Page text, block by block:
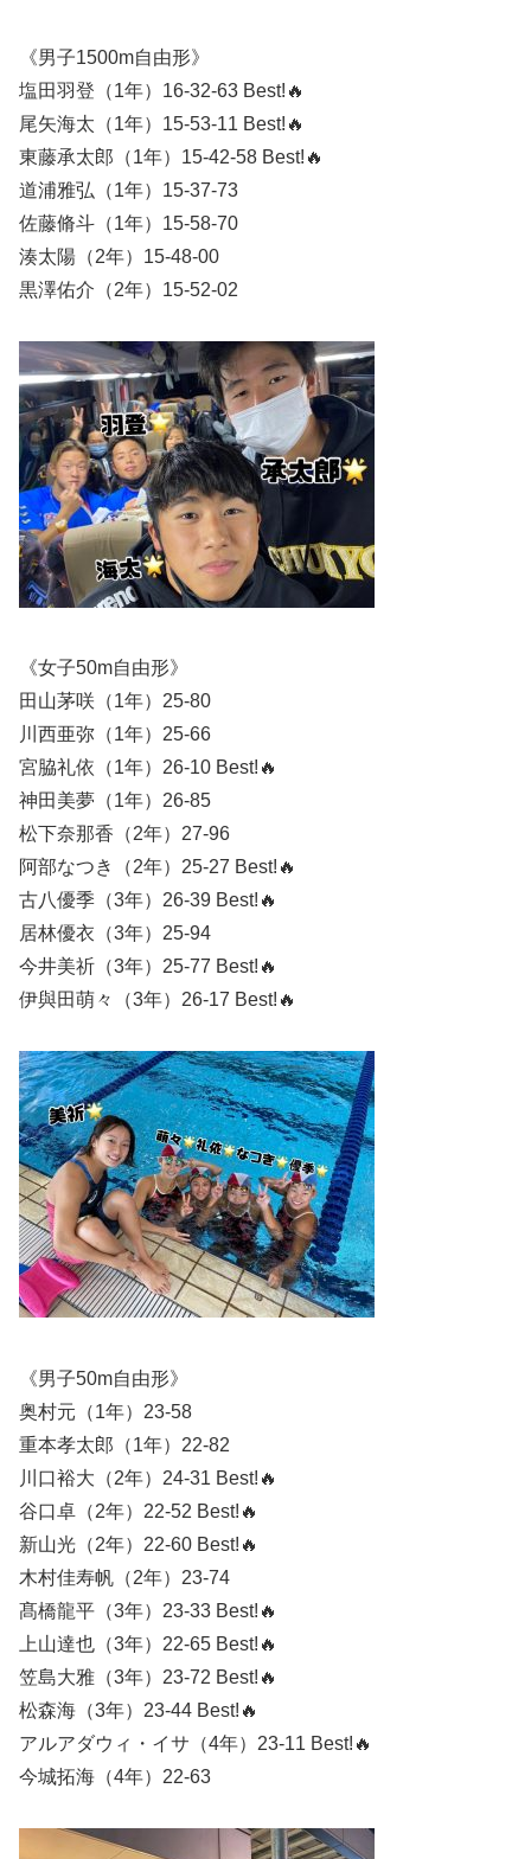
《男子1500m自由形》
塩田羽登（1年）16-32-63 Best!🔥
尾矢海太（1年）15-53-11 Best!🔥
東藤承太郎（1年）15-42-58 Best!🔥
道浦雅弘（1年）15-37-73
佐藤脩斗（1年）15-58-70
湊太陽（2年）15-48-00
黒澤佑介（2年）15-52-02
《女子50m自由形》
田山茅咲（1年）25-80
川西亜弥（1年）25-66
宮脇礼依（1年）26-10 Best!🔥
神田美夢（1年）26-85
松下奈那香（2年）27-96
阿部なつき（2年）25-27 Best!🔥
古八優季（3年）26-39 Best!🔥
居林優衣（3年）25-94
今井美祈（3年）25-77 Best!🔥
伊與田萌々（3年）26-17 Best!🔥
《男子50m自由形》
奥村元（1年）23-58
重本孝太郎（1年）22-82
川口裕大（2年）24-31 Best!🔥
谷口卓（2年）22-52 Best!🔥
新山光（2年）22-60 Best!🔥
木村佳寿帆（2年）23-74
髙橋龍平（3年）23-33 Best!🔥
上山達也（3年）22-65 Best!🔥
笠島大雅（3年）23-72 Best!🔥
松森海（3年）23-44 Best!🔥
アルアダウィ・イサ（4年）23-11 Best!🔥
今城拓海（4年）22-63